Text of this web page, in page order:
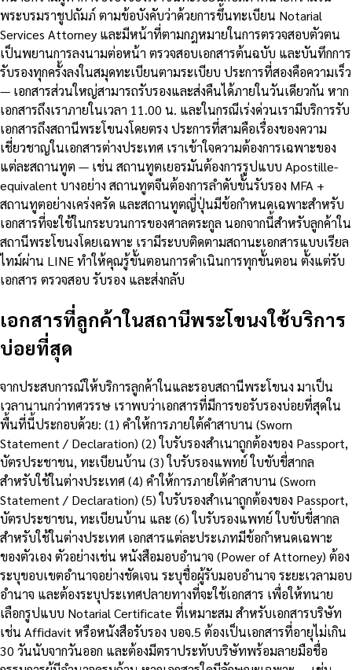
พระบรมราชูปถัมภ์ ตามข้อบังคับว่าด้วยการขึ้นทะเบียน Notarial
Services Attorney และมีหน้าที่ตามกฎหมายในการตรวจสอบตัวตน
เป็นพยานการลงนามต่อหน้า ตรวจสอบเอกสารต้นฉบับ และบันทึกการ
รับรองทุกครั้งลงในสมุดทะเบียนตามระเบียบ ประการที่สองคือความเร็ว
— เอกสารส่วนใหญ่สามารถรับรองและส่งคืนได้ภายในวันเดียวกัน หาก
เอกสารถึงเราภายในเวลา 11.00 น. และในกรณีเร่งด่วนเรามีบริการรับ
เอกสารถึงสถานีพระโขนงโดยตรง ประการที่สามคือเรื่องของความ
เชี่ยวชาญในเอกสารต่างประเทศ เราเข้าใจความต้องการเฉพาะของ
แต่ละสถานทูต — เช่น สถานทูตเยอรมันต้องการรูปแบบ Apostille-
equivalent บางอย่าง สถานทูตจีนต้องการลำดับขั้นรับรอง MFA +
สถานทูตอย่างเคร่งครัด และสถานทูตญี่ปุ่นมีข้อกำหนดเฉพาะสำหรับ
เอกสารที่จะใช้ในกระบวนการของศาลตระกูล นอกจากนี้สำหรับลูกค้าใน
สถานีพระโขนงโดยเฉพาะ เรามีระบบติดตามสถานะเอกสารแบบเรียล
ไทม์ผ่าน LINE ทำให้คุณรู้ขั้นตอนการดำเนินการทุกขั้นตอน ตั้งแต่รับ
เอกสาร ตรวจสอบ รับรอง และส่งกลับ
เอกสารที่ลูกค้าในสถานีพระโขนงใช้บริการ
บ่อยที่สุด
จากประสบการณ์ให้บริการลูกค้าในและรอบสถานีพระโขนง มาเป็น
เวลานานกว่าทศวรรษ เราพบว่าเอกสารที่มีการขอรับรองบ่อยที่สุดใน
พื้นที่นี้ประกอบด้วย: (1) คำให้การภายใต้คำสาบาน (Sworn
Statement / Declaration) (2) ใบรับรองสำเนาถูกต้องของ Passport,
บัตรประชาชน, ทะเบียนบ้าน (3) ใบรับรองแพทย์ ใบขับขี่สากล
สำหรับใช้ในต่างประเทศ (4) คำให้การภายใต้คำสาบาน (Sworn
Statement / Declaration) (5) ใบรับรองสำเนาถูกต้องของ Passport,
บัตรประชาชน, ทะเบียนบ้าน และ (6) ใบรับรองแพทย์ ใบขับขี่สากล
สำหรับใช้ในต่างประเทศ เอกสารแต่ละประเภทมีข้อกำหนดเฉพาะ
ของตัวเอง ตัวอย่างเช่น หนังสือมอบอำนาจ (Power of Attorney) ต้อง
ระบุขอบเขตอำนาจอย่างชัดเจน ระบุชื่อผู้รับมอบอำนาจ ระยะเวลามอบ
อำนาจ และต้องระบุประเทศปลายทางที่จะใช้เอกสาร เพื่อให้ทนาย
เลือกรูปแบบ Notarial Certificate ที่เหมาะสม สำหรับเอกสารบริษัท
เช่น Affidavit หรือหนังสือรับรอง บอจ.5 ต้องเป็นเอกสารที่อายุไม่เกิน
30 วันนับจากวันออก และต้องมีตราประทับบริษัทพร้อมลายมือชื่อ